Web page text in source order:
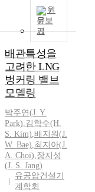
d
원
문보
기
배관특성을
고려한 LNG
벙커링 밸브
모델링
박주연(J. Y.
Park),김학수(H.
S. Kim),배지원(J.
W. Bae),최지아(J.
A. Choi),장지성
(J. S. Jang)
유공압건설기
계학회